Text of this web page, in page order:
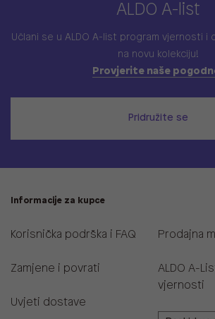
ALDO A-list
Učlani se u ALDO A-list program vjernosti i
na novu kolekciju!
Provjerite naše
Pridružite se
Informacije za kupce
Korisnička podrška i FAQ
Zamjene i povrati
Uvjeti dostave
Prodajna
ALDO A-
vjernosti